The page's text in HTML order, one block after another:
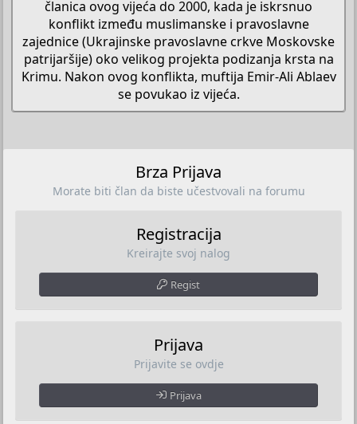
članica ovog vijeća do 2000, kada je iskrsnuo
konflikt između muslimanske i pravoslavne
zajednice (Ukrajinske pravoslavne crkve Moskovske
patrijaršije) oko velikog projekta podizanja krsta na
Krimu. Nakon ovog konflikta, muftija Emir‑Ali Ablaev
se povukao iz vijeća.​
Brza Prijava
Morate biti član da biste učestvovali na forumu
Registracija
Kreirajte svoj nalog
Regist
Prijava
Prijavite se ovdje
Prijava